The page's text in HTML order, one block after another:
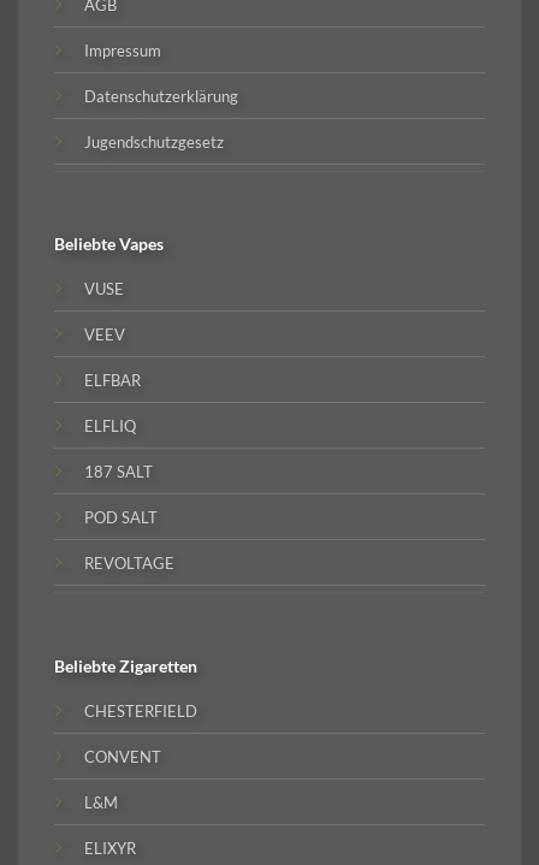
AGB
Impressum
Datenschutzerklärung
Jugendschutzgesetz
BeliebteVapes
VUSE
VEEV
ELFBAR
ELFLIQ
187 SALT
POD SALT
REVOLTAGE
BeliebteZigaretten
CHESTERFIELD
CONVENT
L&M
ELIXYR